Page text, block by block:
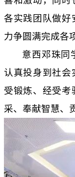
各实践团队做好
力争圆满完成各
意西邓珠同
认真投身到社会
受锻炼、经受考
采、奉献智慧、